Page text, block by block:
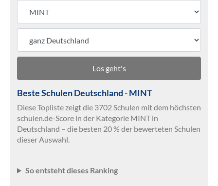
Los geht's
Beste Schulen Deutschland - MINT
Diese Topliste zeigt die 3702 Schulen mit dem höchsten
schulen.de-Score in der Kategorie MINT in
Deutschland – die besten 20 % der bewerteten Schulen
dieser Auswahl.
So entsteht dieses Ranking